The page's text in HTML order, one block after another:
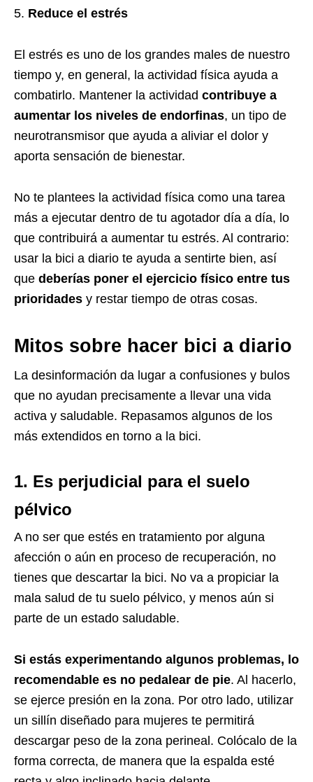
Reduce el estrés
El estrés es uno de los grandes males de nuestro
tiempo y, en general, la actividad física ayuda a
combatirlo. Mantener la actividad contribuye a
aumentar los niveles de endorfinas, un tipo de
neurotransmisor que ayuda a aliviar el dolor y
aporta sensación de bienestar.
No te plantees la actividad física como una tarea
más a ejecutar dentro de tu agotador día a día, lo
que contribuirá a aumentar tu estrés. Al contrario:
usar la bici a diario te ayuda a sentirte bien, así
que deberías poner el ejercicio físico entre tus
prioridades y restar tiempo de otras cosas.
Mitos sobre hacer bici a diario
La desinformación da lugar a confusiones y bulos
que no ayudan precisamente a llevar una vida
activa y saludable. Repasamos algunos de los
más extendidos en torno a la bici.
1. Es perjudicial para el suelo
pélvico
A no ser que estés en tratamiento por alguna
afección o aún en proceso de recuperación, no
tienes que descartar la bici. No va a propiciar la
mala salud de tu suelo pélvico, y menos aún si
parte de un estado saludable.
Si estás experimentando algunos problemas, lo
recomendable es no pedalear de pie. Al hacerlo,
se ejerce presión en la zona. Por otro lado, utilizar
un sillín diseñado para mujeres te permitirá
descargar peso de la zona perineal. Colócalo de la
forma correcta, de manera que la espalda esté